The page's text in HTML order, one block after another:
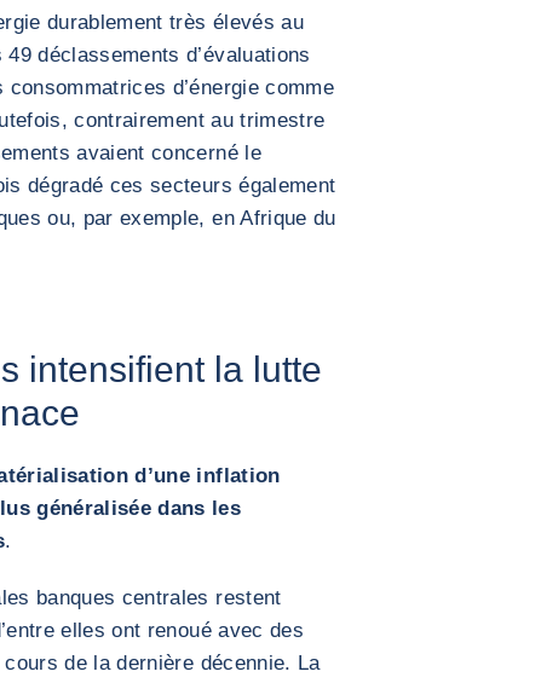
durablement très élevés au
déclassements d’évaluations
d’énergie comme
contrairement au trimestre
avaient concerné le
dégradé ces secteurs également
ou, par exemple, en Afrique du
intensifient la lutte
d’une inflation
généralisée dans les
.
banques centrales restent
elles ont renoué avec des
de la dernière décennie. La